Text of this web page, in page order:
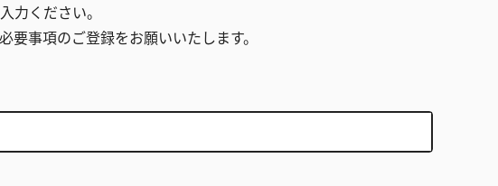
力ください。
事項のご登録をお願いいたします。